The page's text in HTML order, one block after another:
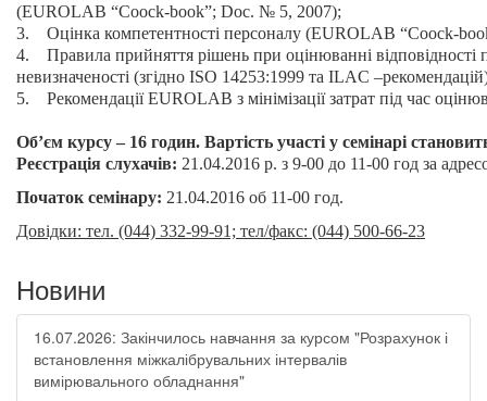
(EUROLAB “Coock-book”; Doc. № 5, 2007);
3. Оцінка компетентності персоналу (EUROLAB “Coock-
4. Правила прийняття рішень при оцінюванні відповідності
невизначеності (згідно ISO 14253:1999 та ILAC
5. Рекомендації EUROLAB з мінімізації затрат під час
Об’єм курсу – 16 годин. Вартість участі у семінарі
Реєстрація слухачів: 21.04.2016 р. з 9-00 до 11-00 год за
Початок семінару: 21.04.2016 об 11-00 год.
Довідки: тел. (044) 332-99-91; тел/факс: (044) 500-66-23
Новини
16.07.2026: Закінчилось навчання за курсом "Розрахунок і
встановлення міжкалібрувальних інтервалів
вимірювального обладнання"